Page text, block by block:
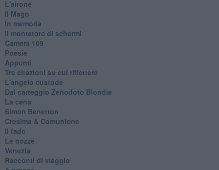
L'airone
Il Mago
In memoria
Il montatore di schermi
Camera 109
Poesie
Appunti
Tre citazioni su cui riflettere
L'angelo custode
Dal carteggio Zenodoto Blondie
La cena
Simon Benetton
Cresima & Comunione
Il fado
Le nozze
Venezia
Racconti di viaggio